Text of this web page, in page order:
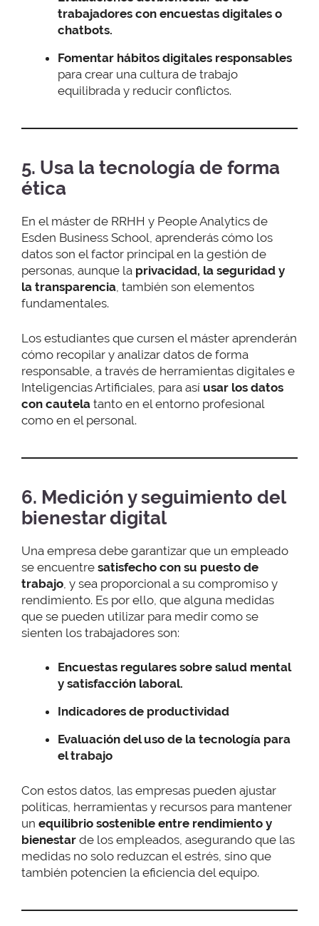
trabajadores con encuestas digitales o
chatbots.
Fomentar hábitos digitales responsables
para crear una cultura de trabajo
equilibrada y reducir conflictos.
5. Usa la tecnología de forma
ética
En el máster de RRHH y People Analytics de
Esden Business School, aprenderás cómo los
datos son el factor principal en la gestión de
personas, aunque la privacidad, la seguridad y
la transparencia, también son elementos
fundamentales.
Los estudiantes que cursen el máster aprenderán
cómo recopilar y analizar datos de forma
responsable, a través de herramientas digitales e
Inteligencias Artificiales, para así usar los datos
con cautela tanto en el entorno profesional
como en el personal.
6. Medición y seguimiento del
bienestar digital
Una empresa debe garantizar que un empleado
se encuentre satisfecho con su puesto de
trabajo , y sea proporcional a su compromiso y
rendimiento. Es por ello, que alguna medidas
que se pueden utilizar para medir como se
sienten los trabajadores son:
Encuestas regulares sobre salud mental
y satisfacción laboral.
Indicadores de productividad
Evaluación del uso de la tecnología para
el trabajo
Con estos datos, las empresas pueden ajustar
políticas, herramientas y recursos para mantener
un equilibrio sostenible entre rendimiento y
bienestar de los empleados, asegurando que las
medidas no solo reduzcan el estrés, sino que
también potencien la eficiencia del equipo.